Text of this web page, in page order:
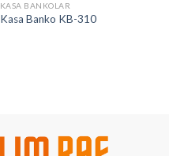
KASA BANKOLAR
Kasa Banko KB-310